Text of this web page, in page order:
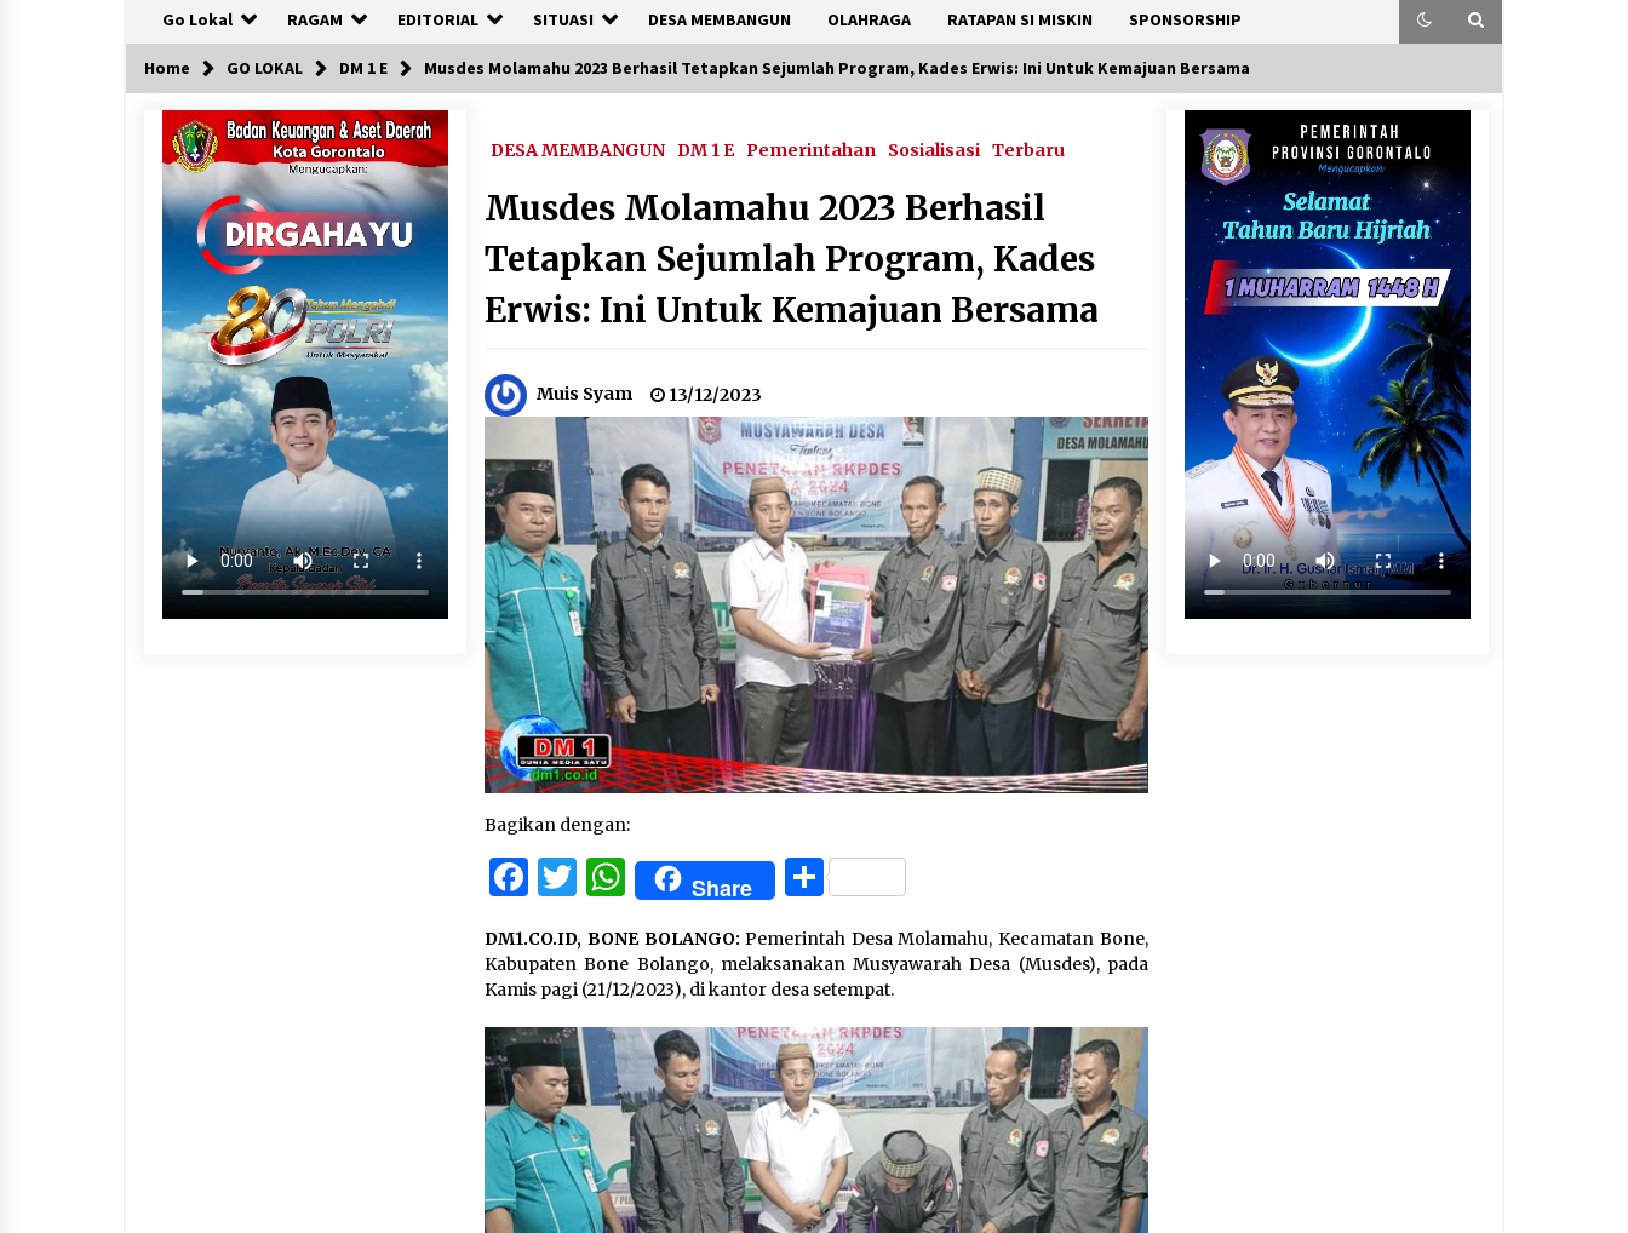
Go Lokal RAGAM EDITORIAL SITUASI DESA MEMBANGUN OLAHRAGA RATAPAN SI MISKIN SPONSORSHIP
Home GO LOKAL DM 1 E Musdes Molamahu 2023 Berhasil Tetapkan Sejumlah Program, Kades Erwis: Ini Untuk Kemajuan Bersama
DESA MEMBANGUN DM 1 E Pemerintahan Sosialisasi Terbaru
Musdes Molamahu 2023 Berhasil
Tetapkan Sejumlah Program, Kades
Erwis: Ini Untuk Kemajuan Bersama
Muis Syam 13/12/2023
Bagikan dengan:
Facebook
Twitter
WhatsApp
Share Share
DM1.CO.ID, BONE BOLANGO:Pemerintah Desa Molamahu, Kecamatan Bone,
Kabupaten Bone Bolango, melaksanakan Musyawarah Desa (Musdes), pada
Kamis pagi (21/12/2023), di kantor desa setempat.